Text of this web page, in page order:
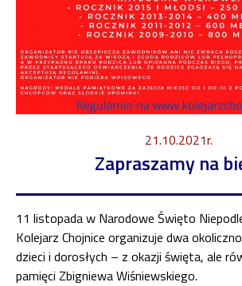
21.10.2021r.
Zapraszamy na
11 listopada w Narodowe Święto
Kolejarz Chojnice organizuje dwa
dzieci i dorosłych – z okazji święta, ale
pamięci Zbigniewa Wiśniewskiego.